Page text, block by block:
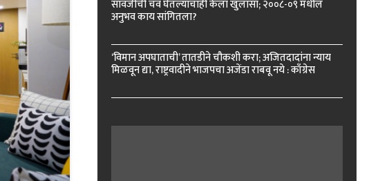
सावजीची चव घेतल्याचाही केला खुलासा; २००८-०९ मधील
अनुभव काय सांगितला?
‘विमान अपघाताची’ तातडीने चौकशी करा; अजितदादांना न्याय
मिळवून द्या, राष्ट्रवादीने भाजपचा अजेंडा राबवू नये : काँग्रेस